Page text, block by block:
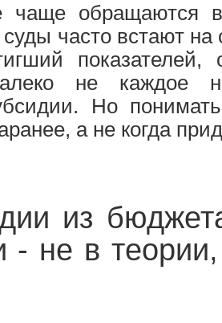
чаще обращаются
часто встают на
показателей,
не каждое
Но
а не когда
из
- не в